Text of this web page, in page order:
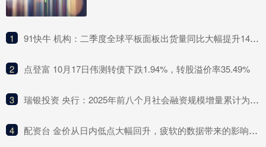
1 ​91快牛 机构：二季度全球平板面板出货量同比大幅提升14% 创下过去三年单季最高出货纪录
2 ​点登富 10月17日伟测转债下跌1.94%，转股溢价率35.49%
3 ​瑞银投资 央行：2025年前八个月社会融资规模增量累计为26.56万亿元 比上年同期多4.66万亿元
4 ​配资台 金价从日内低点大幅回升，疲软的数据带来的影响减弱